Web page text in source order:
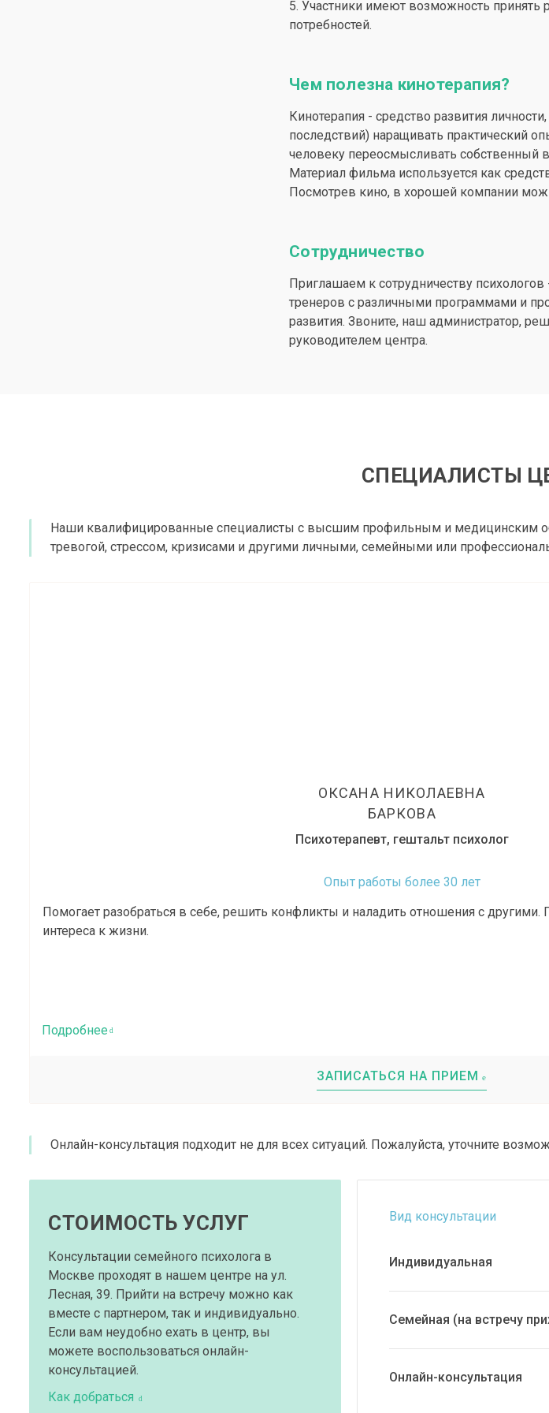
5. Участники имеют возможность
потребностей.
Чем полезна кинотерапия?
Кинотерапия - средство развития
последствий) наращивать практический
человеку переосмысливать собственный
Материал фильма используется как
Посмотрев кино, в хорошей компании
Сотрудничество
Приглашаем к сотрудничеству
тренеров с различными программами и
развития. Звоните, наш администратор,
руководителем центра.
СПЕЦИАЛИСТЫ
Наши квалифицированные специалисты с высшим профильным и медицинским
тревогой, стрессом, кризисами и другими личными, семейными или
ОКСАНА НИКОЛАЕВНА
БАРКОВА
Психотерапевт, гештальт психолог
Опыт работы более 30 лет
Помогает разобраться в себе, решить конфликты и наладить отношения с другими.
интереса к жизни.
Подробнее
ЗАПИСАТЬСЯ НА ПРИЕМ
Онлайн-консультация подходит не для всех ситуаций. Пожалуйста, уточните
СТОИМОСТЬ УСЛУГ
Консультации семейного психолога в
Москве проходят в нашем центре на ул.
Лесная, 39. Прийти на встречу можно как
вместе с партнером, так и индивидуально.
Если вам неудобно ехать в центр, вы
можете воспользоваться онлайн-
консультацией.
Как добраться
Вид консультации
Индивидуальная
Семейная (на встречу
Онлайн-консультация